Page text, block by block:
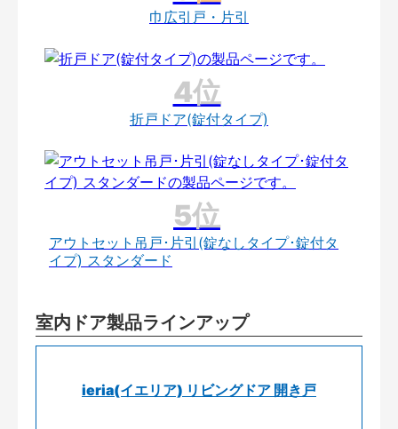
巾広引戸・片引
折戸ドア(錠付タイプ)
アウトセット吊戸･片引(錠なしタイプ･錠付タ
イプ) スタンダード
室内ドア製品ラインアップ
ieria(イエリア) リビングドア 開き戸